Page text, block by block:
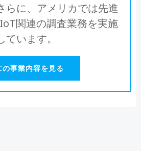
らに、アメリカでは先進
関連の調査業務を実施
ています。
の事業内容を見る